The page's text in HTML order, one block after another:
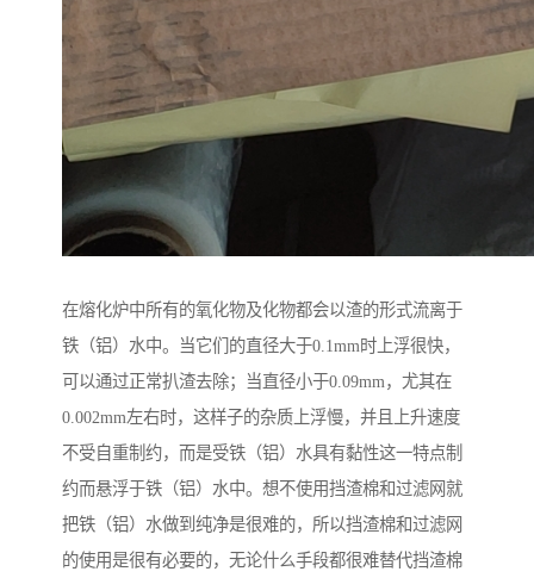
在熔化炉中所有的氧化物及化物都会以渣的形式流离于
铁（铝）水中。当它们的直径大于0.1mm时上浮很快，
可以通过正常扒渣去除；当直径小于0.09mm，尤其在
0.002mm左右时，这样子的杂质上浮慢，并且上升速度
不受自重制约，而是受铁（铝）水具有黏性这一特点制
约而悬浮于铁（铝）水中。想不使用挡渣棉和过滤网就
把铁（铝）水做到纯净是很难的，所以挡渣棉和过滤网
的使用是很有必要的，无论什么手段都很难替代挡渣棉